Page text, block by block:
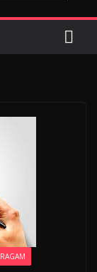
RAGAM